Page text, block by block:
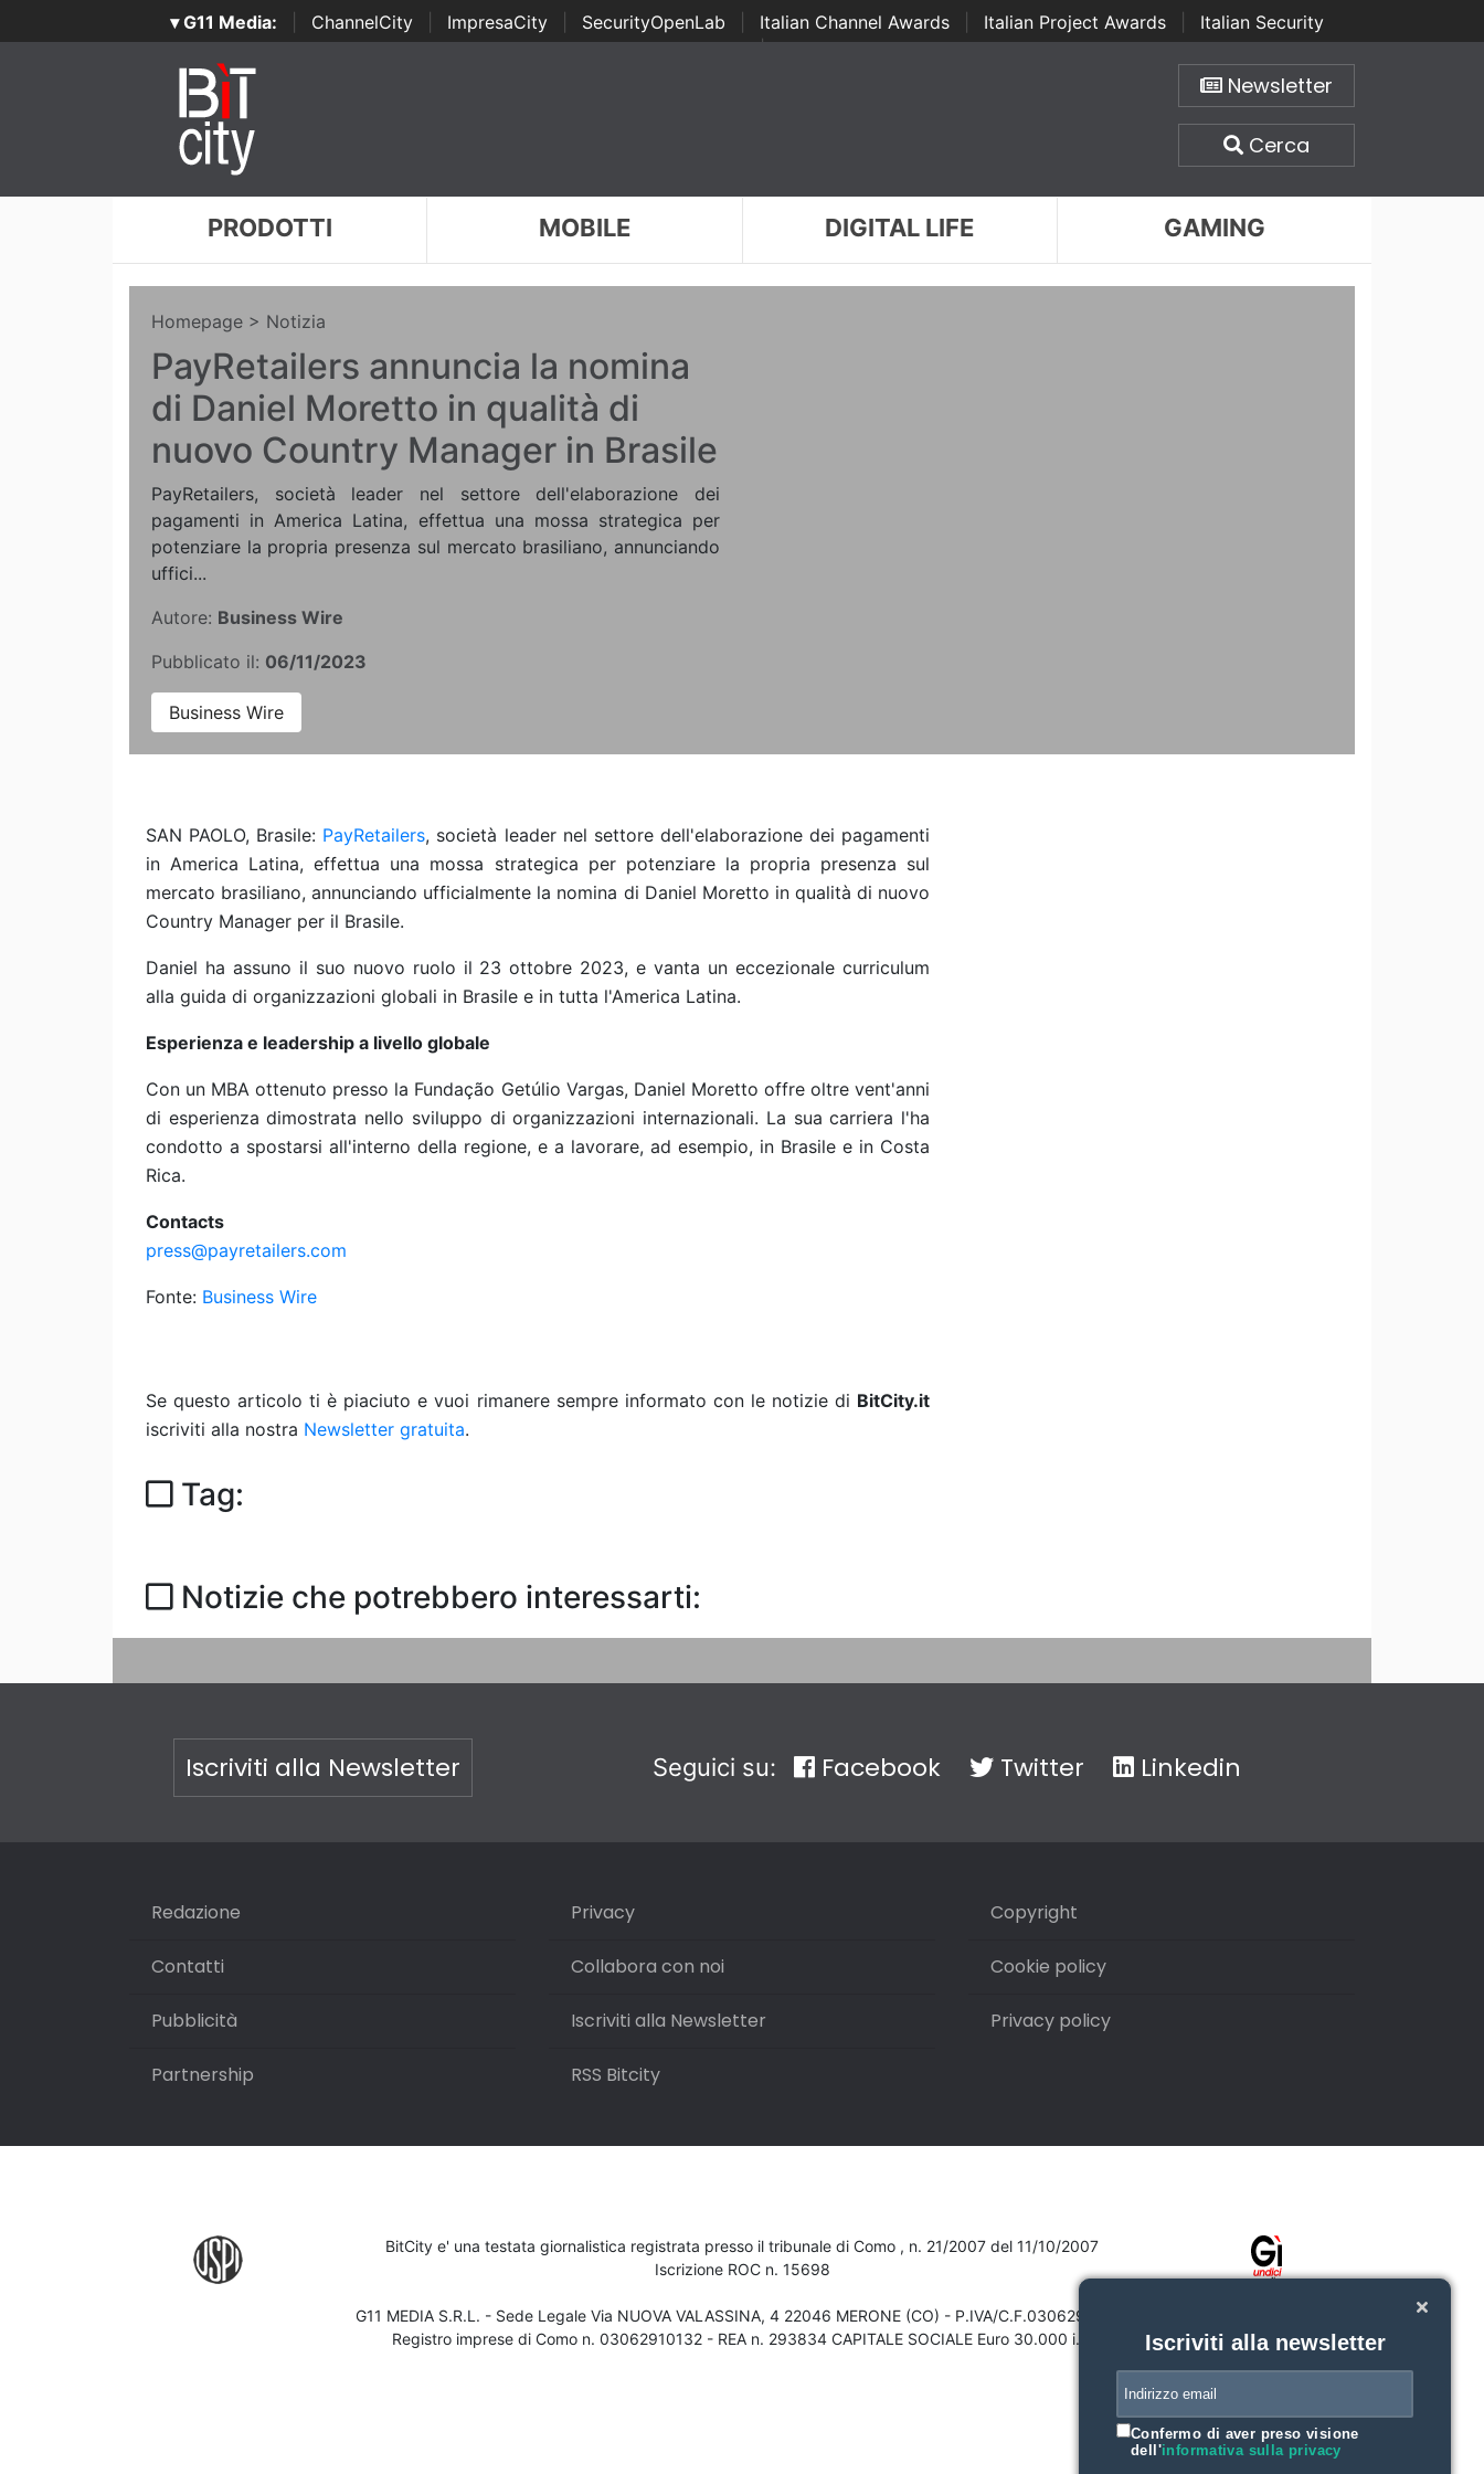
▾ G11 Media: ChannelCity ImpresaCity SecurityOpenLab Italian Channel Awards Italian Project Awards
Italian Security
Awards | ...
Newsletter
Cerca
PRODOTTI MOBILE DIGITAL LIFE GAMING
Homepage > Notizia
PayRetailers annuncia la nomina
di Daniel Moretto in qualità di
nuovo Country Manager in Brasile
PayRetailers, società leader nel settore dell'elaborazione dei
pagamenti in America Latina, effettua una mossa strategica per
potenziare la propria presenza sul mercato brasiliano, annunciando
uffici...
Autore: Business Wire
Pubblicato il: 06/11/2023
Business Wire
SAN PAOLO, Brasile: PayRetailers, società leader nel settore dell'elaborazione dei pagamenti
in America Latina, effettua una mossa strategica per potenziare la propria presenza sul
mercato brasiliano, annunciando ufficialmente la nomina di Daniel Moretto in qualità di nuovo
Country Manager per il Brasile.
Daniel ha assuno il suo nuovo ruolo il 23 ottobre 2023, e vanta un eccezionale curriculum
alla guida di organizzazioni globali in Brasile e in tutta l'America Latina.
Esperienza e leadership a livello globale
Con un MBA ottenuto presso la Fundação Getúlio Vargas, Daniel Moretto offre oltre vent'anni
di esperienza dimostrata nello sviluppo di organizzazioni internazionali. La sua carriera l'ha
condotto a spostarsi all'interno della regione, e a lavorare, ad esempio, in Brasile e in Costa
Rica.
Contacts
press@payretailers.com
Fonte: Business Wire
Se questo articolo ti è piaciuto e vuoi rimanere sempre informato con le notizie di BitCity.it
iscriviti alla nostra Newsletter gratuita.
Tag:
Notizie che potrebbero interessarti:
Iscriviti alla Newsletter Seguici su: Facebook Twitter Linkedin
Redazione
Contatti
Pubblicità
Partnership
Privacy
Collabora con noi
Iscriviti alla Newsletter
RSS Bitcity
Copyright
Cookie policy
Privacy policy
BitCity e' una testata giornalistica registrata presso il tribunale di Como , n. 21/2007 del 11/10/2007
Iscrizione ROC n. 15698
G11 MEDIA S.R.L. - Sede Legale Via NUOVA VALASSINA, 4 22046 MERONE (CO) - P.IVA/C.F.03062910132
Registro imprese di Como n. 03062910132 - REA n. 293834 CAPITALE SOCIALE Euro 30.000 i.v.
Iscriviti alla newsletter
Confermo di aver preso visione
dell'informativa sulla privacy